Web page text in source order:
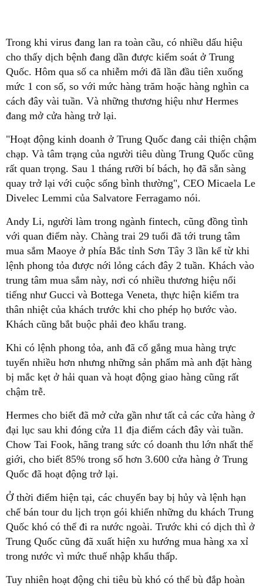
Trong khi virus đang lan ra toàn cầu, có nhiều dấu hiệu
cho thấy dịch bệnh đang dần được kiểm soát ở Trung
Quốc. Hôm qua số ca nhiễm mới đã lần đầu tiên xuống
mức 1 con số, so với mức hàng trăm hoặc hàng nghìn ca
cách đây vài tuần. Và những thương hiệu như Hermes
đang mở cửa hàng trở lại.
"Hoạt động kinh doanh ở Trung Quốc đang cải thiện chậm
chạp. Và tâm trạng của người tiêu dùng Trung Quốc cũng
rất quan trọng. Sau 1 tháng rưỡi bí bách, họ đã sẵn sàng
quay trở lại với cuộc sống bình thường", CEO Micaela Le
Divelec Lemmi của Salvatore Ferragamo nói.
Andy Li, người làm trong ngành fintech, cũng đồng tình
với quan điểm này. Chàng trai 29 tuổi đã tới trung tâm
mua sắm Maoye ở phía Bắc tỉnh Sơn Tây 3 lần kể từ khi
lệnh phong tỏa được nới lỏng cách đây 2 tuần. Khách vào
trung tâm mua sắm này, nơi có nhiều thương hiệu nổi
tiếng như Gucci và Bottega Veneta, thực hiện kiểm tra
thân nhiệt của khách trước khi cho phép họ bước vào.
Khách cũng bắt buộc phải đeo khẩu trang.
Khi có lệnh phong tỏa, anh đã cố gắng mua hàng trực
tuyến nhiều hơn nhưng những sản phẩm mà anh đặt hàng
bị mắc kẹt ở hải quan và hoạt động giao hàng cũng rất
chậm trễ.
Hermes cho biết đã mở cửa gần như tất cả các cửa hàng ở
đại lục sau khi đóng cửa 11 địa điểm cách đây vài tuần.
Chow Tai Fook, hãng trang sức có doanh thu lớn nhất thế
giới, cho biết 85% trong số hơn 3.600 cửa hàng ở Trung
Quốc đã hoạt động trở lại.
Ở thời điểm hiện tại, các chuyến bay bị hủy và lệnh hạn
chế bán tour du lịch trọn gói khiến những du khách Trung
Quốc khó có thể đi ra nước ngoài. Trước khi có dịch thì ở
Trung Quốc cũng đã xuất hiện xu hướng mua hàng xa xỉ
trong nước vì mức thuế nhập khẩu thấp.
Tuy nhiên hoạt động chi tiêu bù khó có thể bù đắp hoàn